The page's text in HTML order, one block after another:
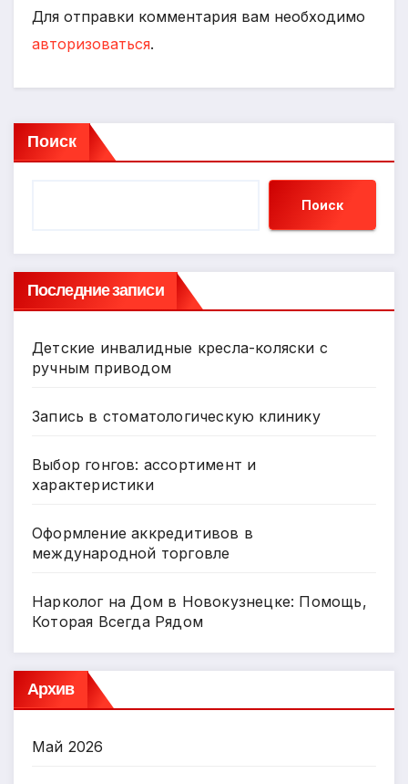
Для отправки комментария вам необходимо
авторизоваться.
Поиск
Поиск
Последние записи
Детские инвалидные кресла-коляски с
ручным приводом
Запись в стоматологическую клинику
Выбор гонгов: ассортимент и
характеристики
Оформление аккредитивов в
международной торговле
Нарколог на Дом в Новокузнецке: Помощь,
Которая Всегда Рядом
Архив
Май 2026